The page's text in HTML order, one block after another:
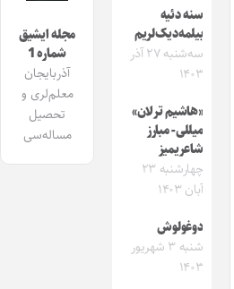
سنه دئیه
بیلمه‌دیک‌لریم
سه‌شنبه ۲۷ آذر
۱۴۰۳
«هاشیم ترلان»
میللی- مبارز
شاعریمیز
چهارشنبه ۲۳
آبان ۱۴۰۳
دوغولوش
شنبه ۳ شهریور
۱۴۰۳
مجله ایشیق
شماره 1
آذربایجان
معلم‌لری و
تحصیل
مساله‌سی